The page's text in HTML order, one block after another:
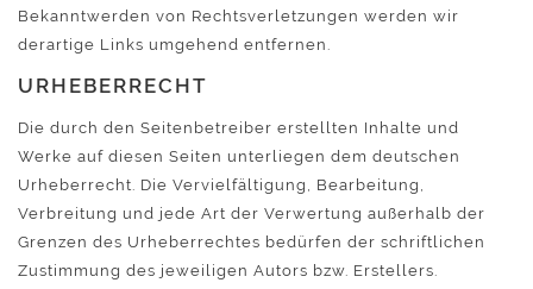
Bekanntwerden von Rechtsverletzungen werden wir
derartige Links umgehend entfernen.
URHEBERRECHT
Die durch den Seitenbetreiber erstellten Inhalte und
Werke auf diesen Seiten unterliegen dem deutschen
Urheberrecht. Die Vervielfältigung, Bearbeitung,
Verbreitung und jede Art der Verwertung außerhalb der
Grenzen des Urheberrechtes bedürfen der schriftlichen
Zustimmung des jeweiligen Autors bzw. Erstellers.